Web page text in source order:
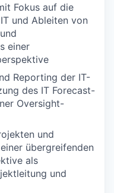
Fokus auf die
und Ableiten von
einer
Reporting der IT-
des IT Forecast-
Oversight-
und
übergreifenden
als
und